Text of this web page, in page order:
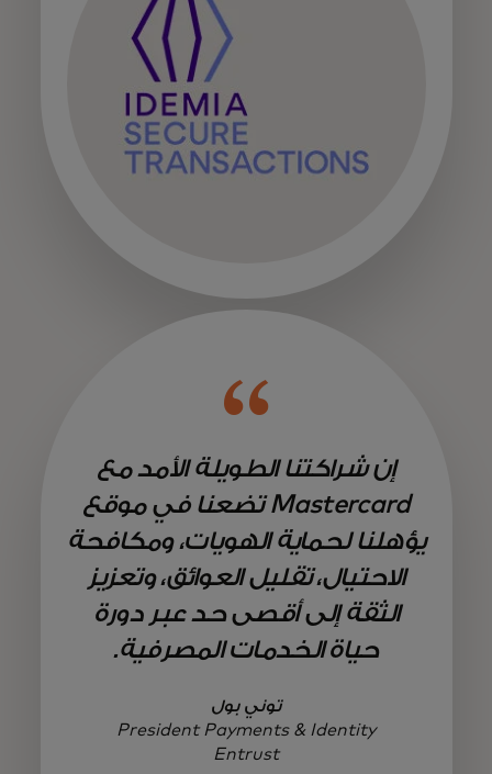
إن شراكتنا الطويلة الأمد مع
Mastercard تضعنا في موقع
يؤهلنا لحماية الهويات، ومكافحة
الاحتيال، تقليل العوائق، وتعزيز
الثقة إلى أقصى حد عبر دورة
حياة الخدمات المصرفية.
توني بول
President Payments & Identity
Entrust